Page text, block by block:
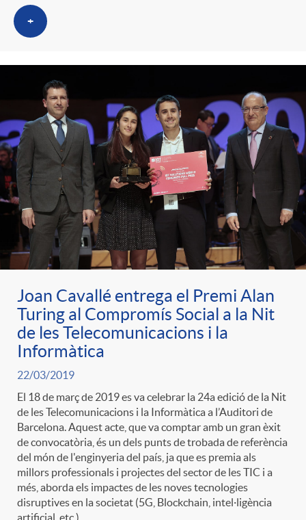
+
Joan Cavallé entrega el Premi Alan
Turing al Compromís Social a la Nit
de les Telecomunicacions i la
Informàtica
22/03/2019
El 18 de març de 2019 es va celebrar la 24a edició de la Nit
de les Telecomunicacions i la Informàtica a l’Auditori de
Barcelona. Aquest acte, que va comptar amb un gran èxit
de convocatòria, és un dels punts de trobada de referència
del món de l'enginyeria del país, ja que es premia als
millors professionals i projectes del sector de les TIC i a
més, aborda els impactes de les noves tecnologies
disruptives en la societat (5G, Blockchain, intel·ligència
artificial, etc.).